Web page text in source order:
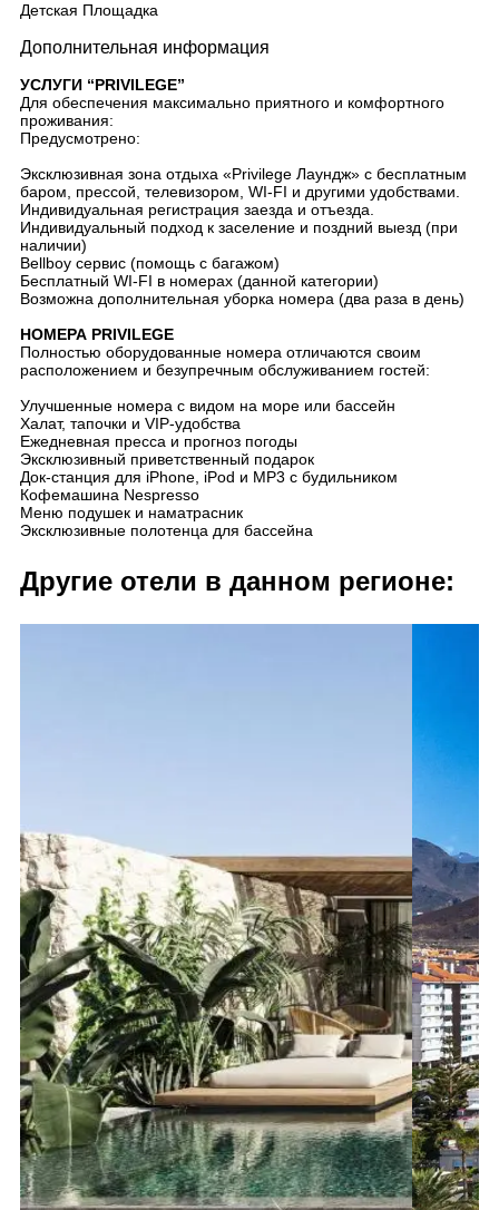
Детская Площадка
Дополнительная информация
УСЛУГИ “PRIVILEGE”
Для обеспечения максимально приятного и комфортного
проживания:
Предусмотрено:
Эксклюзивная зона отдыха «Privilege Лаундж» с бесплатным
баром, прессой, телевизором, WI-FI и другими удобствами.
Индивидуальная регистрация заезда и отъезда.
Индивидуальный подход к заселение и поздний выезд (при
наличии)
Bellboy сервис (помощь с багажом)
Бесплатный WI-FI в номерах (данной категории)
Возможна дополнительная уборка номера (два раза в день)
НОМЕРА PRIVILEGE
Полностью оборудованные номера отличаются своим
расположением и безупречным обслуживанием гостей:
Улучшенные номера с видом на море или бассейн
Халат, тапочки и VIP-удобства
Ежедневная пресса и прогноз погоды
Эксклюзивный приветственный подарок
Док-станция для iPhone, iPod и MP3 с будильником
Кофемашина Nespresso
Меню подушек и наматрасник
Эксклюзивные полотенца для бассейна
Другие отели в данном регионе: